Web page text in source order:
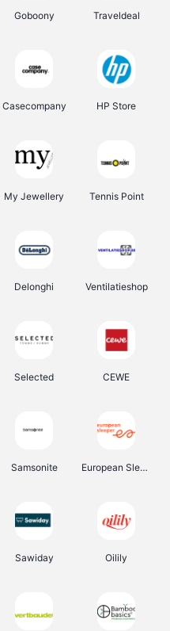
Goboony Traveldeal
Casecompany HP Store
My Jewellery Tennis Point
Delonghi Ventilatieshop
Selected CEWE
Samsonite European Sleeper
Sawiday Oilily